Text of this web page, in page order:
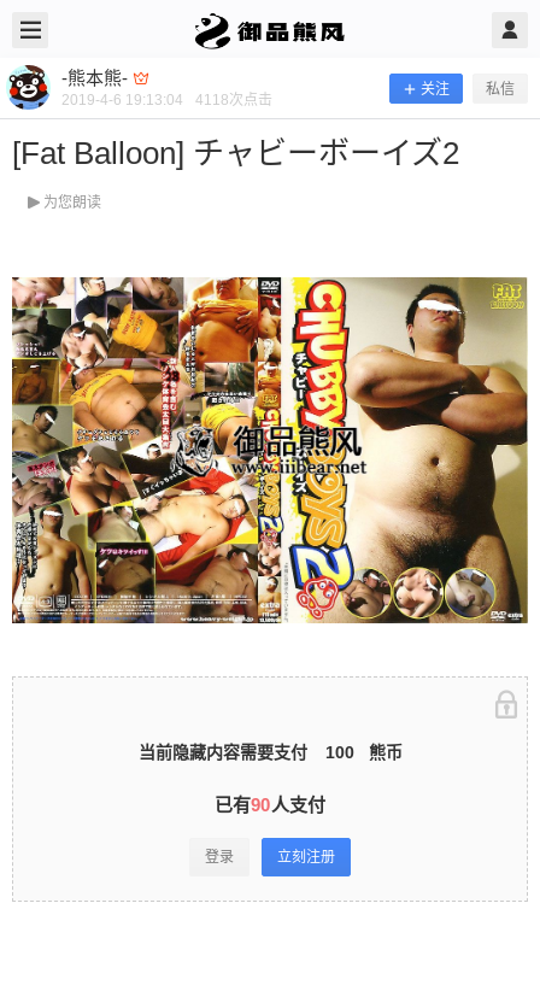
-熊本熊-
2019-4-6 19:13:04 4118次点击
关注 私信
[Fat Balloon] チャビーボーイズ2
为您朗读
当前隐藏内容需要支付 100 熊币
已有90人支付
登录 立刻注册
-熊本熊- @ 御品熊风 2019/4/06
[Fat Balloon] チャビーボーイズ2
当前隐藏内容需要支付100熊币 已有90人支付 登录
立刻注册 0 收藏